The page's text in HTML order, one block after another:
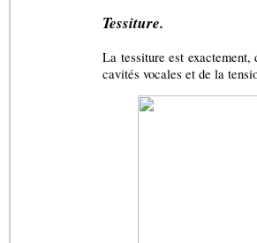
Tessiture.
La tessiture est
cavités vocales et de la